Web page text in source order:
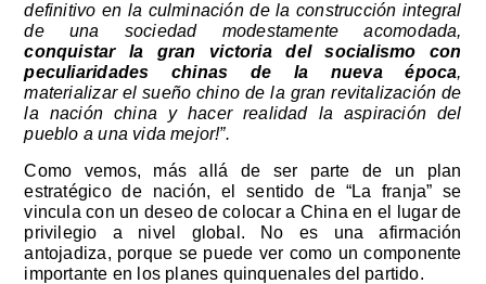
definitivo en la culminación de la construcción integral
de una sociedad modestamente acomodada,
conquistar la gran victoria del socialismo con
peculiaridades chinas de la nueva época,
materializar el sueño chino de la gran revitalización de
la nación china y hacer realidad la aspiración del
pueblo a una vida mejor!”.
Como vemos, más allá de ser parte de un plan
estratégico de nación, el sentido de “La franja” se
vincula con un deseo de colocar a China en el lugar de
privilegio a nivel global. No es una afirmación
antojadiza, porque se puede ver como un componente
importante en los planes quinquenales del partido.